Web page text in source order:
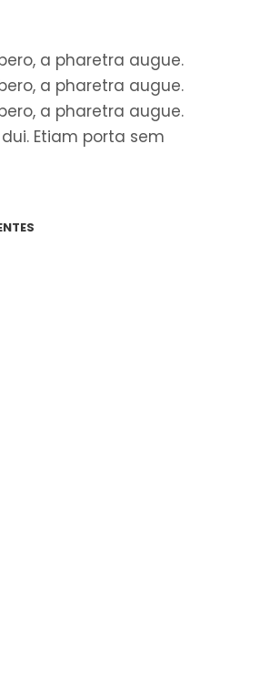
a pharetra augue.
a pharetra augue.
a pharetra augue.
Etiam porta sem